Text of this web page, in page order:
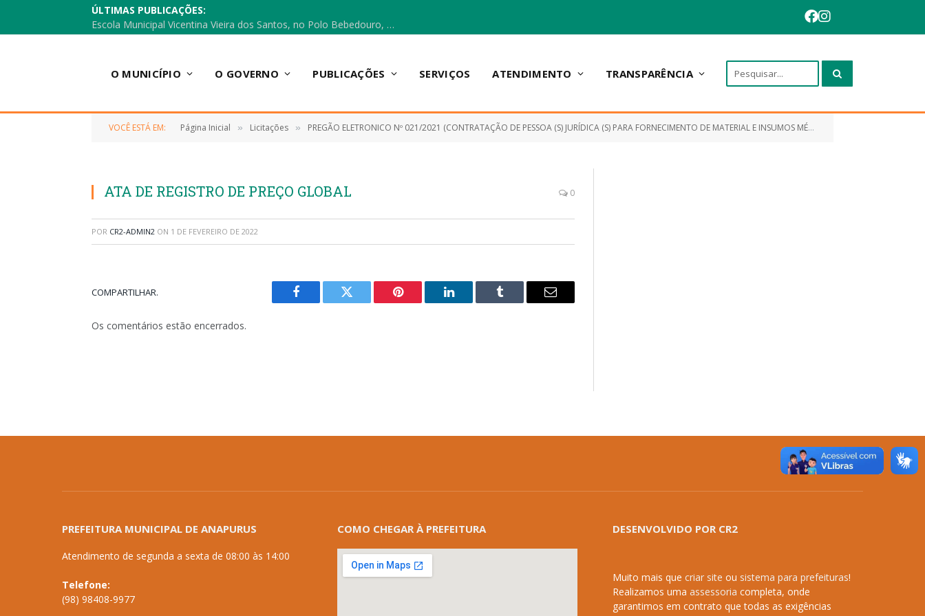
ÚLTIMAS PUBLICAÇÕES:
Escola Municipal Vicentina Vieira dos Santos, no Polo Bebedouro, recebeu materiais para a implantação do Cantinho da Leitura e da Sala Multidisciplinar.
O MUNICÍPIO O GOVERNO PUBLICAÇÕES SERVIÇOS ATENDIMENTO TRANSPARÊNCIA
VOCÊ ESTÁ EM: Página Inicial » Licitações » PREGÃO ELETRONICO Nº 021/2021 (CONTRATAÇÃO DE PESSOA (S) JURÍDICA (S) PARA FORNECIMENTO DE MATERIAL E INSUMOS MÉDICO HOSPITALAR, LABORATORIAIS E ODONTOLÓGICO)
ATA DE REGISTRO DE PREÇO GLOBAL 0
POR CR2-ADMIN2 ON 1 DE FEVEREIRO DE 2022
COMPARTILHAR.
Facebook Twitter Pinterest LinkedIn Tumblr
E-
Os comentários estão encerrados.
PREFEITURA MUNICIPAL DE ANAPURUS
Atendimento de segunda a sexta de 08:00 às 14:00
Telefone:
(98) 98408-9977
COMO CHEGAR À PREFEITURA DESENVOLVIDO POR CR2
Muito mais que criar site ou sistema para prefeituras!
Realizamos uma assessoria completa, onde
garantimos em contrato que todas as exigências